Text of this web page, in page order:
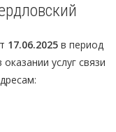
17.06.2025 в период
услуг связи